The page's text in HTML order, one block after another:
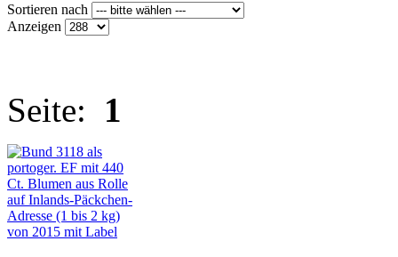
Sortieren nach
Anzeigen
Seite: 1